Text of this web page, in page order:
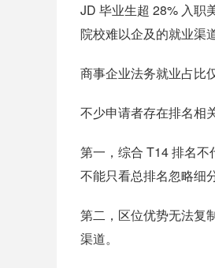
JD 毕业生超 28% 入职
院校难以企及的就业渠道
商事企业法务就业占比
不少申请者存在排名相
第一，综合 T14 排名
不能只看总排名忽略细
第二，区位优势无法复
渠道。